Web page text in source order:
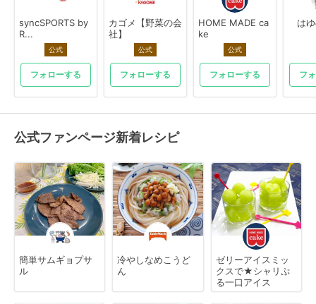
syncSPORTS by
R...
公式
フォローする
カゴメ【野菜の会
社】
公式
フォローする
HOME MADE ca
ke
公式
フォローする
は
フ
公式ファンページ新着レシピ
簡単サムギョプサ
ル
冷やしなめこうど
ん
ゼリーアイスミッ
クスで★シャリぷ
る一口アイス